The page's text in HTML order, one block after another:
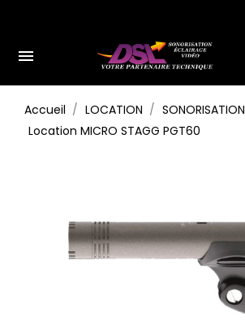

Accueil LOCATION SONORISATION
Location MICRO STAGG PGT60